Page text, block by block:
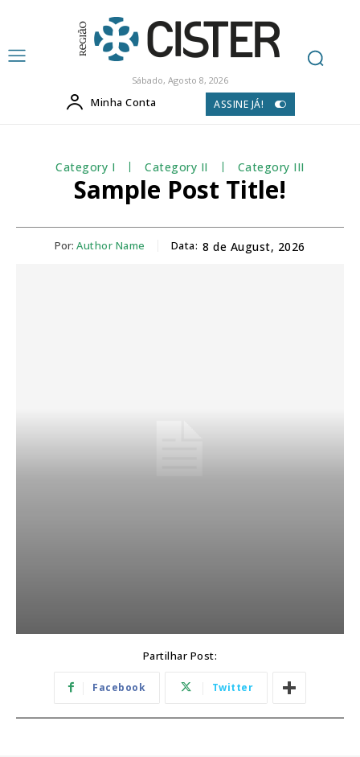
Sábado, Agosto 8, 2026
Minha Conta ASSINE JÁ!
Category I Category II Category III
Sample Post Title!
Por: Author Name Data: 8 de August, 2026
Partilhar Post:
Facebook Twitter